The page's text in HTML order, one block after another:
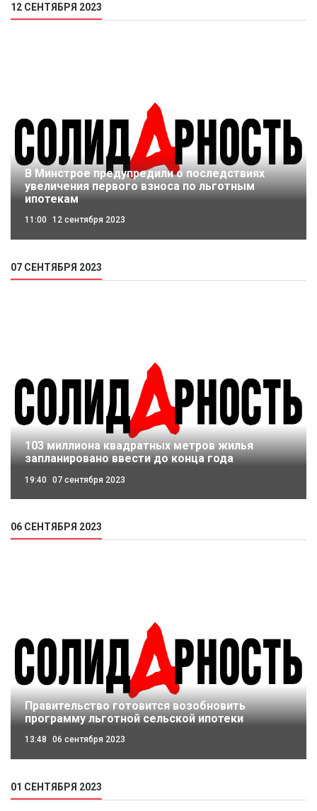
12 СЕНТЯБРЯ 2023
В Минстрое предупредили о последствиях
увеличения первого взноса по льготным
ипотекам
11:00 12 сентября 2023
07 СЕНТЯБРЯ 2023
103 миллиона квадратных метров жилья
запланировано ввести до конца года
19:40 07 сентября 2023
06 СЕНТЯБРЯ 2023
Правительство готовится возобновить
программу льготной сельской ипотеки
13:48 06 сентября 2023
01 СЕНТЯБРЯ 2023